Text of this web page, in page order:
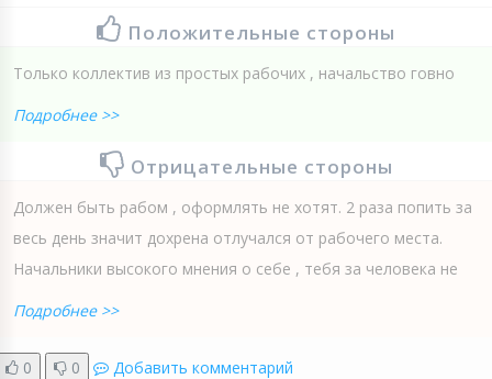
Положительные стороны
Только коллектив из простых рабочих , начальство говно
Подробнее >>
Отрицательные стороны
Должен быть рабом , оформлять не хотят. 2 раза попить за
весь день значит дохрена отлучался от рабочего места.
Начальники высокого мнения о себе , тебя за человека не
Подробнее >>
0 0 Добавить комментарий